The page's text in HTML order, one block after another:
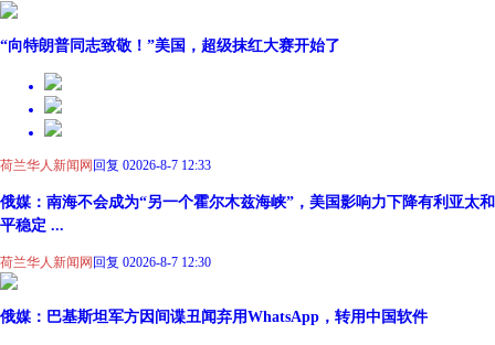
“向特朗普同志致敬！”美国，超级抹红大赛开始了
荷兰华人新闻网 回复 02026-8-7 12:33
俄媒：南海不会成为“另一个霍尔木兹海峡”，美国影响力下降有利亚太和
平稳定 ...
荷兰华人新闻网 回复 02026-8-7 12:30
俄媒：巴基斯坦军方因间谍丑闻弃用WhatsApp，转用中国软件